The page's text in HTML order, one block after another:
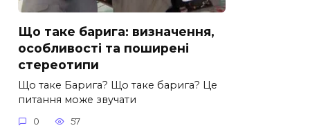
Що таке барига: визначення,
особливості та поширені
стереотипи
Що таке Барига? Що таке барига? Це
питання може звучати
0 57